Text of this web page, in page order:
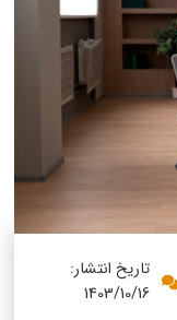
تاریخ انتشار:
1403/10/16